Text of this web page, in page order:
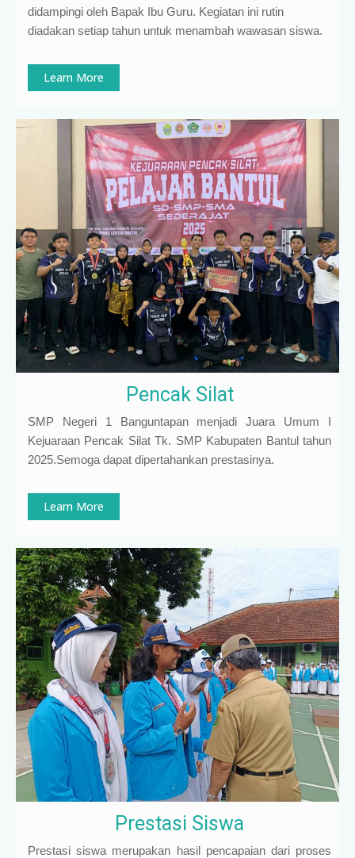
didampingi oleh Bapak Ibu Guru. Kegiatan ini rutin
diadakan setiap tahun untuk menambah wawasan siswa.
Learn More
Pencak Silat
SMP Negeri 1 Banguntapan menjadi Juara Umum I
Kejuaraan Pencak Silat Tk. SMP Kabupaten Bantul tahun
2025.Semoga dapat dipertahankan prestasinya.
Learn More
Prestasi Siswa
Prestasi siswa merupakan hasil pencapaian dari proses